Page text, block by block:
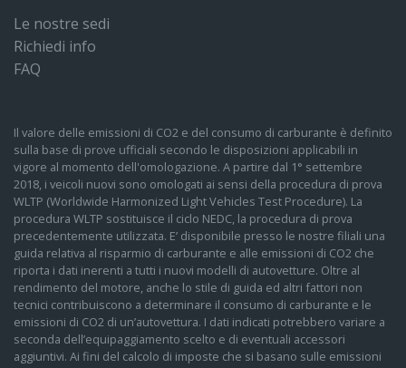
Le nostre sedi
Richiedi info
FAQ
Il valore delle emissioni di CO2 e del consumo di carburante è definito
sulla base di prove ufficiali secondo le disposizioni applicabili in
vigore al momento dell'omologazione. A partire dal 1° settembre
2018, i veicoli nuovi sono omologati ai sensi della procedura di prova
WLTP (Worldwide Harmonized Light Vehicles Test Procedure). La
procedura WLTP sostituisce il ciclo NEDC, la procedura di prova
precedentemente utilizzata. E’ disponibile presso le nostre filiali una
guida relativa al risparmio di carburante e alle emissioni di CO2 che
riporta i dati inerenti a tutti i nuovi modelli di autovetture. Oltre al
rendimento del motore, anche lo stile di guida ed altri fattori non
tecnici contribuiscono a determinare il consumo di carburante e le
emissioni di CO2 di un’autovettura. I dati indicati potrebbero variare a
seconda dell’equipaggiamento scelto e di eventuali accessori
aggiuntivi. Ai fini del calcolo di imposte che si basano sulle emissioni